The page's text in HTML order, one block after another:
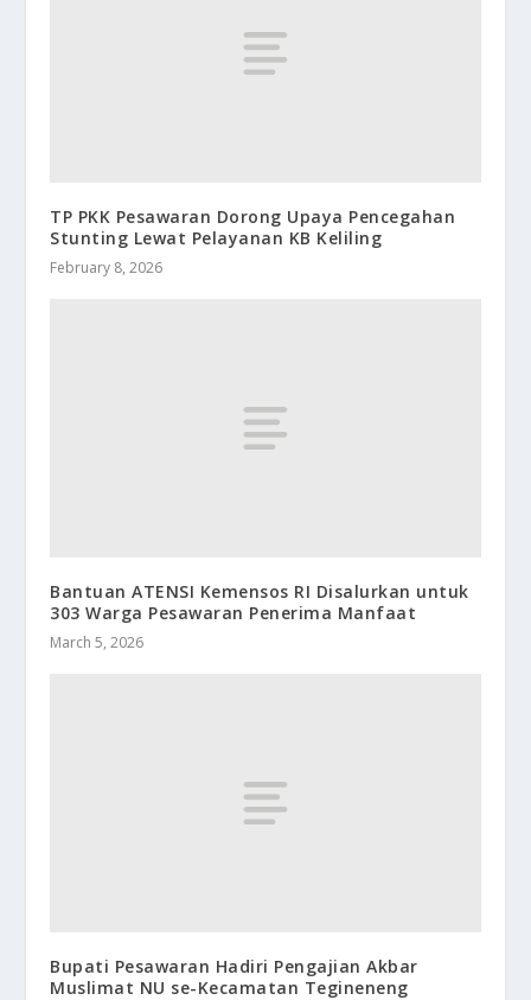
TP PKK Pesawaran Dorong Upaya Pencegahan
Stunting Lewat Pelayanan KB Keliling
February 8, 2026
Bantuan ATENSI Kemensos RI Disalurkan untuk
303 Warga Pesawaran Penerima Manfaat
March 5, 2026
Bupati Pesawaran Hadiri Pengajian Akbar
Muslimat NU se-Kecamatan Tegineneng